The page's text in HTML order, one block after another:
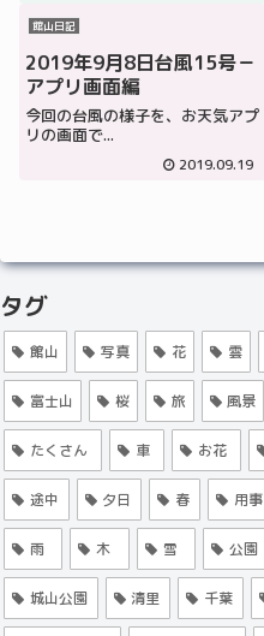
館山日記
2019年9月8日台風15号－
アプリ画面編
今回の台風の様子を、お天気アプ
リの画面で...
2019.09.19
タグ
館山 写真 花 雲
富士山 桜 旅 風景
たくさん 車 お花
途中 夕日 春 用事
雨 木 雪 公園
城山公園 清里 千葉